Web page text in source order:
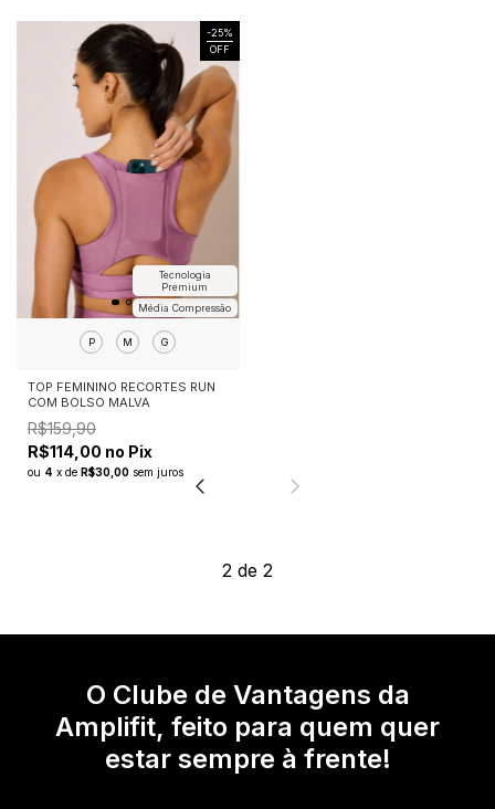
-25%
OFF
Média Compressão
Tecnologia
Premium
P M G
TOP FEMININO RECORTES RUN
COM BOLSO MALVA
R$159,90
R$114,00 no Pix
ou 4 x de R$30,00 sem juros
2 de 2
O Clube de Vantagens da
Amplifit, feito para quem quer
estar sempre à frente!